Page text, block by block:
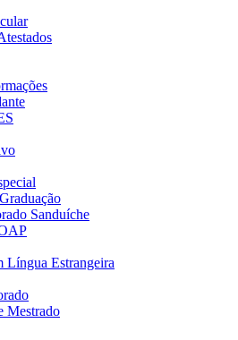
Sanduíche
Língua Estrangeira
Mestrado